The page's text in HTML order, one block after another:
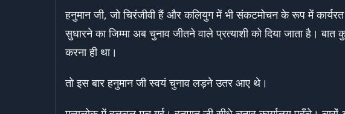
हनुमान जी, जो चिरंजीवी हैं और कलियुग में भी संकटमोचन के रूप में
सुधारने का जिम्मा अब चुनाव जीतने वाले प्रत्याशी को दिया जाता है।
करना ही था।
तो इस बार हनुमान जी स्वयं चुनाव लड़ने उतर आए थे।